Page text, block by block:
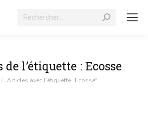
Recherche
l’étiquette : Ecosse
ici :
Articles avec l’étiquette "Ecosse"